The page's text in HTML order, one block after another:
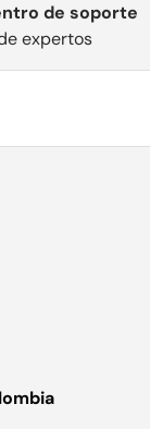
de soporte
expertos